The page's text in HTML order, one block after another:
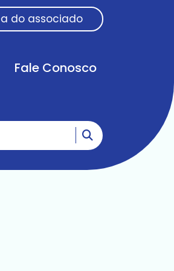
do associado
Fale Conosco
Ir para o